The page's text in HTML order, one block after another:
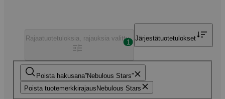
Poista hakusana Nebulous Stars
Poista tuotemerkkirajaus Nebulous Stars
Rajaatuotetuloksia, rajauksia valittu
1
Järjestätuotetulokset